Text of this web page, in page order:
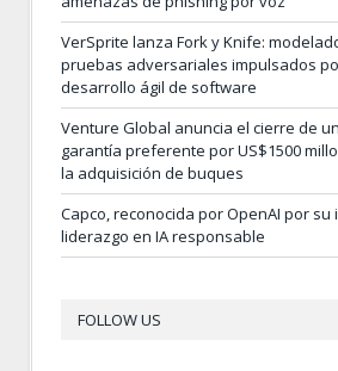
VerSprite lanza Fork y Knife:
pruebas adversariales impulsados
desarrollo ágil de software
Venture Global anuncia el cierre de
garantía preferente por US$1500
la adquisición de buques
Capco, reconocida por OpenAI por su
liderazgo en IA responsable
FOLLOW US